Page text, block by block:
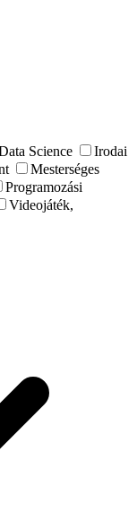
Science
Irodai
Mesterséges
Programozási
Videojáték,